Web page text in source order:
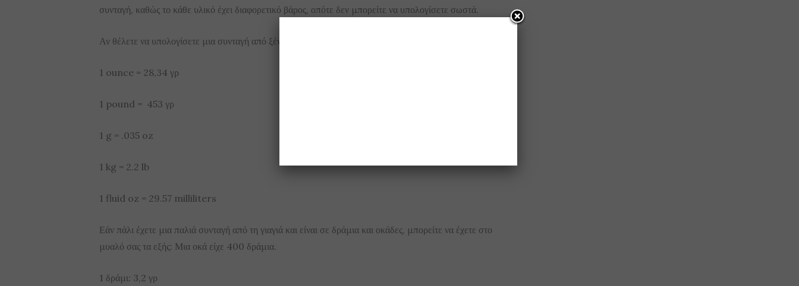
συνταγή, καθώς το κάθε υλικό έχει διαφορετικό βάρος, οπότε δεν μπορείτε να υπολογίσετε σωστά.
Αν θέλετε να υπολογίσετε μια συνταγή από ξένο σάιτ, μπορείτε να δείτε εδώ κάποιες μετατροπές:
1 ounce = 28,34 γρ
1 pound = 453 γρ
1 g = .035 oz
1 kg = 2.2 lb
1 fluid oz = 29.57 milliliters
Εάν πάλι έχετε μια παλιά συνταγή από τη γιαγιά και είναι σε δράμια και οκάδες, μπορείτε να έχετε στο
μυαλό σας τα εξής: Μια οκά είχε 400 δράμια.
1 δράμι: 3,2 γρ